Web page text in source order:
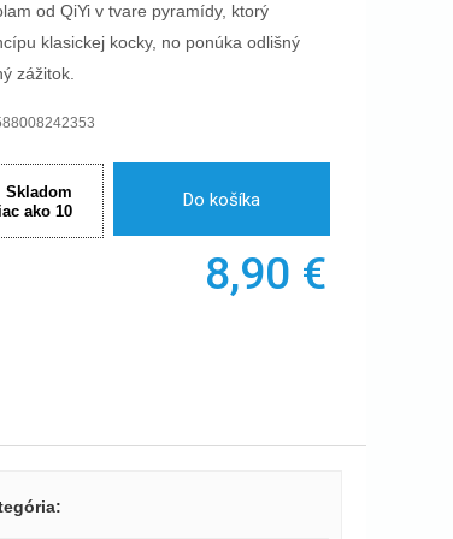
od QiYi v tvare pyramídy, ktorý
klasickej kocky, no ponúka odlišný
zážitok.
Skladom
ako 10
Do košíka
8,90 €
: